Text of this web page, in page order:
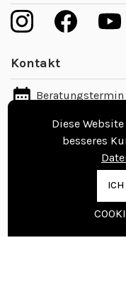
Kontakt
Beratungstermin
Kontaktinformationen
Pajakuja 7, 62100
Diese
besseres
ICH